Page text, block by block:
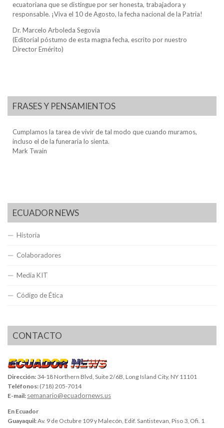
ecuatoriana que se distingue por ser honesta, trabajadora y
responsable. ¡Viva el 10 de Agosto, la fecha nacional de la Patria!
Dr. Marcelo Arboleda Segovia
(Editorial póstumo de esta magna fecha, escrito por nuestro
Director Emérito)
FRASES Y PENSAMIENTOS
Cumplamos la tarea de vivir de tal modo que cuando muramos,
incluso el de la funeraria lo sienta.
Mark Twain
ECUADOR NEWS
Historia
Colaboradores
Media KIT
Código de Ética
CONTACTO
Dirección: 34-18 Northern Blvd, Suite 2/6B, Long Island City, NY 11101
Teléfonos: (718) 205-7014
E-mail: semanario@ecuadornews.us
En Ecuador
Guayaquil:Av. 9 de Octubre 109 y Malecón, Edif. Santistevan, Piso 3, Ofi. 1